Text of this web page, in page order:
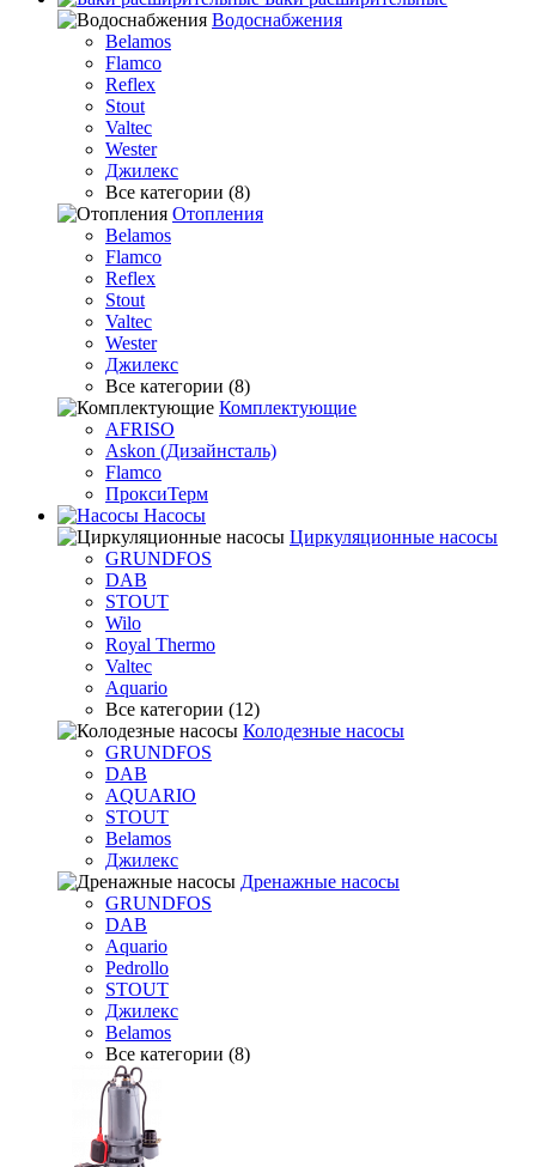
Водоснабжения
Belamos
Flamco
Reflex
Stout
Valtec
Wester
Джилекс
Все категории (8)
Отопления
Belamos
Flamco
Reflex
Stout
Valtec
Wester
Джилекс
Все категории (8)
Комплектующие
AFRISO
Askon (Дизайнсталь)
Flamco
ПроксиТерм
Насосы
Циркуляционные насосы
GRUNDFOS
DAB
STOUT
Wilo
Royal Thermo
Valtec
Aquario
Все категории (12)
Колодезные насосы
GRUNDFOS
DAB
AQUARIO
STOUT
Belamos
Джилекс
Дренажные насосы
GRUNDFOS
DAB
Aquario
Pedrollo
STOUT
Джилекс
Belamos
Все категории (8)